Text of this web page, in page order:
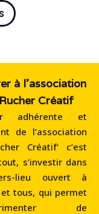
à l'association
Créatif
adhérente et
de l’association
Créatif‘ c’est
s’investir dans
lieu ouvert à
tous, qui permet
de